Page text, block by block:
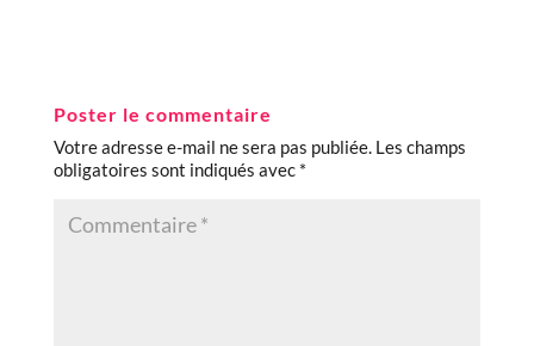
Poster le commentaire
Votre adresse e-mail ne sera pas publiée. Les champs
obligatoires sont indiqués avec *